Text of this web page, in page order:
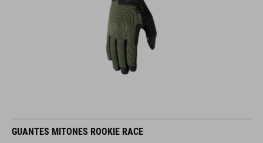
GUANTES MITONES ROOKIE RACE